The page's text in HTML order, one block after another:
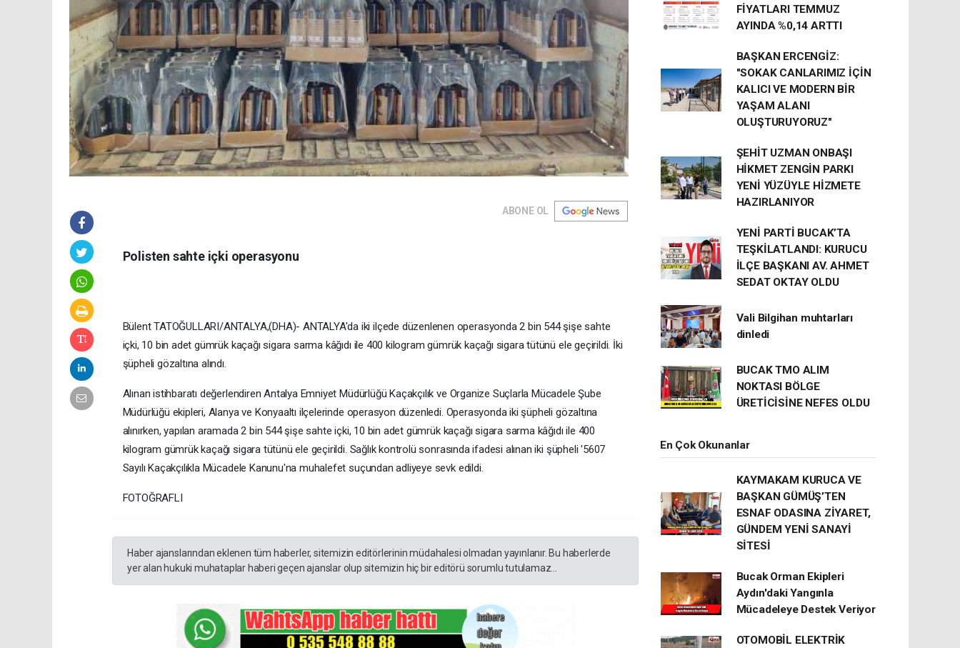
ABONE OL
Polisten sahte içki operasyonu
Bülent TATOĞULLARI/ANTALYA,(DHA)- ANTALYA'da iki ilçede düzenlenen operasyonda 2 bin 544 şişe sahte
içki, 10 bin adet gümrük kaçağı sigara sarma kâğıdı ile 400 kilogram gümrük kaçağı sigara tütünü ele geçirildi. İki
şüpheli gözaltına alındı.
Alınan istihbaratı değerlendiren Antalya Emniyet Müdürlüğü Kaçakçılık ve Organize Suçlarla Mücadele Şube
Müdürlüğü ekipleri, Alanya ve Konyaaltı ilçelerinde operasyon düzenledi. Operasyonda iki şüpheli gözaltına
alınırken, yapılan aramada 2 bin 544 şişe sahte içki, 10 bin adet gümrük kaçağı sigara sarma kâğıdı ile 400
kilogram gümrük kaçağı sigara tütünü ele geçirildi. Sağlık kontrolü sonrasında ifadesi alınan iki şüpheli '5607
Sayılı Kaçakçılıkla Mücadele Kanunu'na muhalefet suçundan adliyeye sevk edildi.
FOTOĞRAFLI
Haber ajanslarından eklenen tüm haberler, sitemizin editörlerinin müdahalesi olmadan yayınlanır. Bu haberlerde
yer alan hukuki muhataplar haberi geçen ajanslar olup sitemizin hiç bir editörü sorumlu tutulamaz...
FİYATLARI TEMMUZ
AYINDA %0,14 ARTTI
BAŞKAN ERCENGİZ:
"SOKAK CANLARIMIZ İÇİN
KALICI VE MODERN BİR
YAŞAM ALANI
OLUŞTURUYORUZ"
ŞEHİT UZMAN ONBAŞI
HİKMET ZENGİN PARKI
YENİ YÜZÜYLE HİZMETE
HAZIRLANIYOR
YENİ PARTİ BUCAK’TA
TEŞKİLATLANDI: KURUCU
İLÇE BAŞKANI AV. AHMET
SEDAT OKTAY OLDU
Vali Bilgihan muhtarları
dinledi
BUCAK TMO ALIM
NOKTASI BÖLGE
ÜRETİCİSİNE NEFES OLDU
En Çok Okunanlar
KAYMAKAM KURUCA VE
BAŞKAN GÜMÜŞ’TEN
ESNAF ODASINA ZİYARET,
GÜNDEM YENİ SANAYİ
SİTESİ
Bucak Orman Ekipleri
Aydın'daki Yangınla
Mücadeleye Destek Veriyor
OTOMOBİL ELEKTRİK